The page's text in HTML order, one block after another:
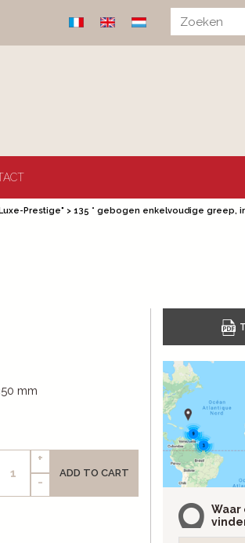
Prestige" > 135 ° gebogen enkelvoudige greep,
mm
+
-
ADD TO CART
Waar